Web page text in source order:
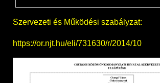
Szervezeti és Működési szabályzat:
https://or.njt.hu/eli/731630/r/2014/10